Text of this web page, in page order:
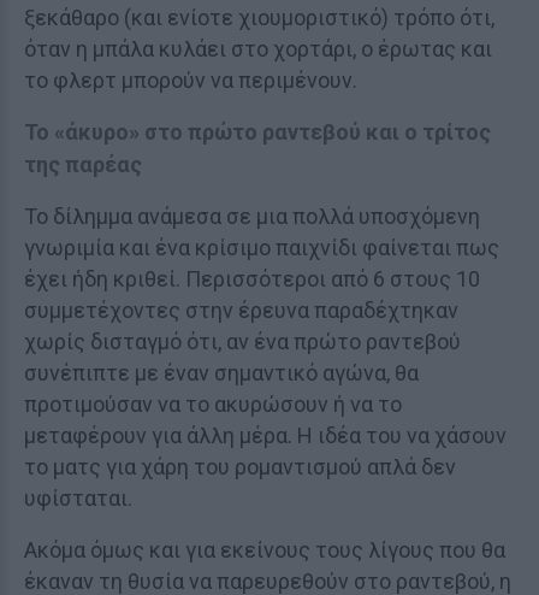
ξεκάθαρο (και ενίοτε χιουμοριστικό) τρόπο ότι,
όταν η μπάλα κυλάει στο χορτάρι, ο έρωτας και
το φλερτ μπορούν να περιμένουν.
Το «άκυρο» στο πρώτο ραντεβού και ο τρίτος
της παρέας
Το δίλημμα ανάμεσα σε μια πολλά υποσχόμενη
γνωριμία και ένα κρίσιμο παιχνίδι φαίνεται πως
έχει ήδη κριθεί. Περισσότεροι από 6 στους 10
συμμετέχοντες στην έρευνα παραδέχτηκαν
χωρίς δισταγμό ότι, αν ένα πρώτο ραντεβού
συνέπιπτε με έναν σημαντικό αγώνα, θα
προτιμούσαν να το ακυρώσουν ή να το
μεταφέρουν για άλλη μέρα. Η ιδέα του να χάσουν
το ματς για χάρη του ρομαντισμού απλά δεν
υφίσταται.
Ακόμα όμως και για εκείνους τους λίγους που θα
έκαναν τη θυσία να παρευρεθούν στο ραντεβού, η